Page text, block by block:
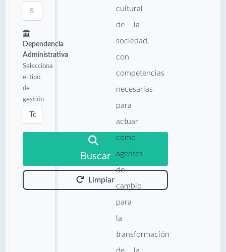
Dependencia
Administrativa
Selecciona
el tipo
de
gestión
Buscar
Limpiar
cultural
de la
sociedad,
con
competencias
necesarias
para
actuar
como
agentes
de
cambio
para
la
transformación
de la